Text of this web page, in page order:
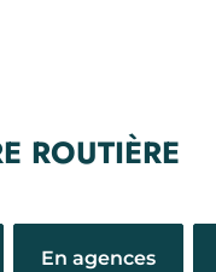
ROUTIÈRE
En agences